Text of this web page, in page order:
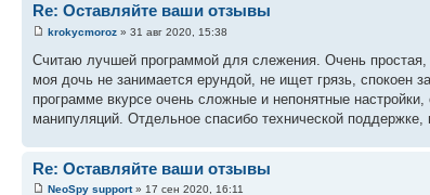
Re: Оставляйте ваши отзывы
krokycmoroz » 31 авг 2020, 15:38
Считаю лучшей программой для слежения. Очень
моя дочь не занимается ерундой, не ищет грязь, спокоен
программе вкурсе очень сложные и непонятные
манипуляций. Отдельное спасибо технической
Re: Оставляйте ваши отзывы
NeoSpy support» 17 сен 2020, 16:11